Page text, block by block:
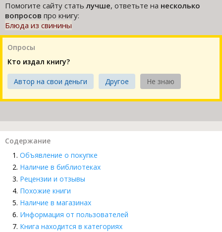
Помогите сайту статьлучше, ответьте на несколько
вопросов про книгу:
Блюда из свинины
Опросы
Кто издал книгу?
Автор на свои деньги Другое Не знаю
Содержание
Объявление о покупке
Наличие в библиотеках
Рецензии и отзывы
Похожие книги
Наличие в магазинах
Информация от пользователей
Книга находится в категориях